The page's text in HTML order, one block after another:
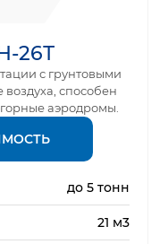
26Т
с грунтовыми
способен
аэродромы.
до 5 тонн
21 м3